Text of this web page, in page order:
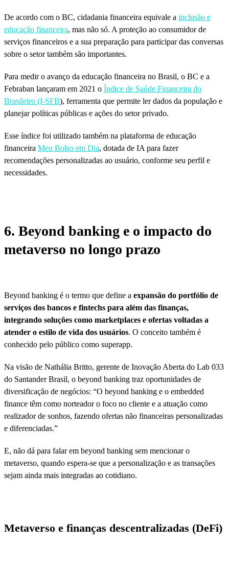
De acordo com o BC, cidadania financeira equivale a inclusão e
educação financeira, mas não só. A proteção ao consumidor de
serviços financeiros e a sua preparação para participar das conversas
sobre o setor também são importantes.
Para medir o avanço da educação financeira no Brasil, o BC e a
Febraban lançaram em 2021 o Índice de Saúde Financeira do
Brasileiro (I-SFB), ferramenta que permite ler dados da população e
planejar políticas públicas e ações do setor privado.
Esse índice foi utilizado também na plataforma de educação
financeira Meu Bolso em Dia, dotada de IA para fazer
recomendações personalizadas ao usuário, conforme seu perfil e
necessidades.
6. Beyond banking e o impacto do
metaverso no longo prazo
Beyond banking é o termo que define a expansão do portfólio de
serviços dos bancos e fintechs para além das finanças,
integrando soluções como marketplaces e ofertas voltadas a
atender o estilo de vida dos usuários. O conceito também é
conhecido pelo público como superapp.
Na visão de Nathália Britto, gerente de Inovação Aberta do Lab 033
do Santander Brasil, o beyond banking traz oportunidades de
diversificação de negócios: “O beyond banking e o embedded
finance têm como norteador o foco no cliente e a atuação como
realizador de sonhos, fazendo ofertas não financeiras personalizadas
e diferenciadas.”
E, não dá para falar em beyond banking sem mencionar o
metaverso, quando espera-se que a personalização e as transações
sejam ainda mais integradas ao cotidiano.
Metaverso e finanças descentralizadas (DeFi)